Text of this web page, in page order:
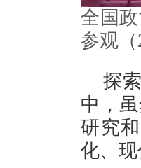
全国
参观
探
中，
研究
化、